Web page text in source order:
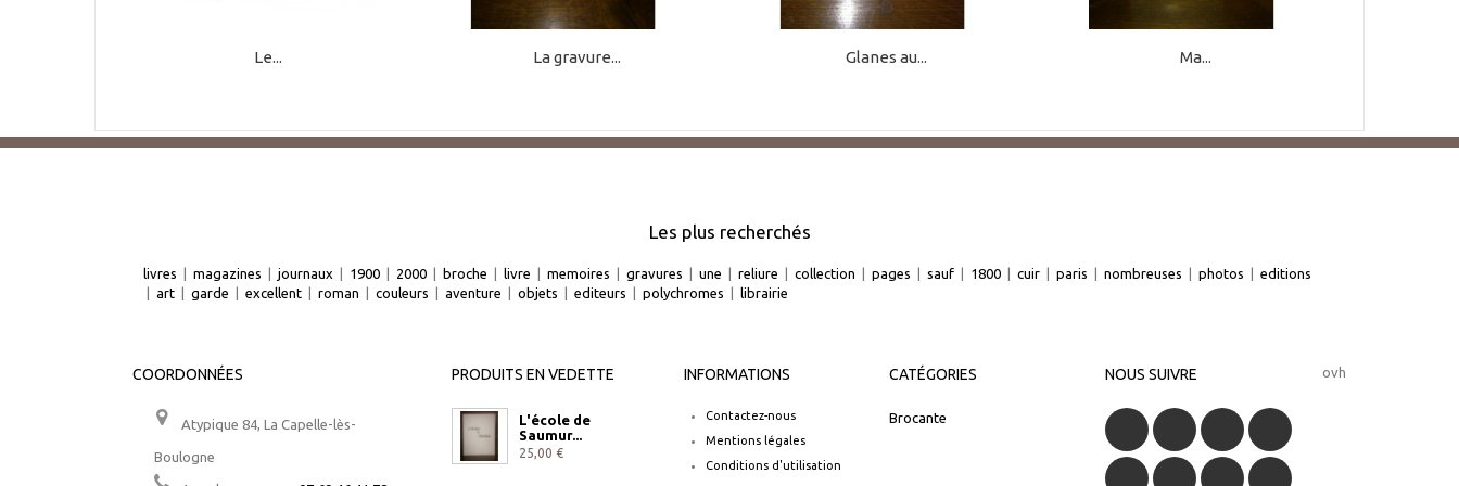
Le... La gravure... Glanes au... Ma...
Les plus recherchés
livres | magazines | journaux | 1900 | 2000 | broche | livre | memoires | gravures | une | reliure | collection | pages | sauf | 1800 | cuir | paris | nombreuses | photos | editions
| art | garde | excellent | roman | couleurs | aventure | objets | editeurs | polychromes | librairie
COORDONNÉES
Atypique 84, La Capelle-lès-
Boulogne
PRODUITS EN VEDETTE
L'école de
Saumur...
25,00 €
INFORMATIONS
Contactez-nous
Mentions légales
Conditions d'utilisation
CATÉGORIES
Brocante
NOUS SUIVRE ovh